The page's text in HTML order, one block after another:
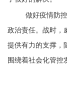
做好疫情防
政治责任。战时，
提供有力的支撑，
围绕着社会化管控